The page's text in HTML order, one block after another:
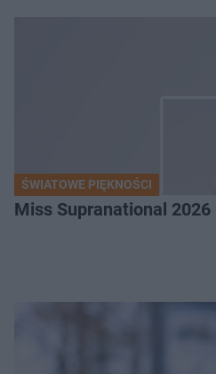
ŚWIATOWE PIĘKNOŚCI
Miss Supranational